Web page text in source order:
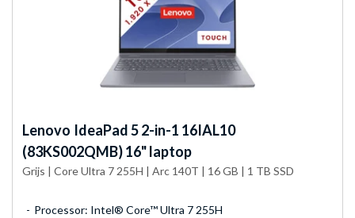
Lenovo IdeaPad 5 2-in-1 16IAL10
(83KS002QMB) 16" laptop
Grijs | Core Ultra 7 255H | Arc 140T | 16 GB | 1 TB SSD
Processor: Intel® Core™ Ultra 7 255H